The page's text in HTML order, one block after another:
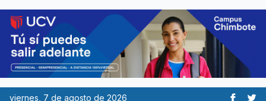
viernes, 7 de agosto de 2026